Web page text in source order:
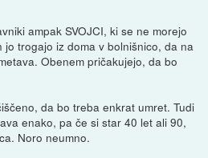
ampak SVOJCI, ki se ne morejo
jo trogajo iz doma v bolnišnico, da na
Obenem pričakujejo, da bo
da bo treba enkrat umret. Tudi
enako, pa če si star 40 let ali 90,
Noro neumno.